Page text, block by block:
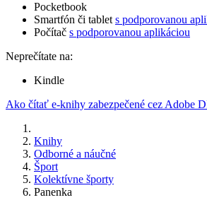
Pocketbook
Smartfón či tablet s podporovanou
Počítač s podporovanou aplikáciou
Neprečítate na:
Kindle
Ako čítať e-knihy zabezpečené cez Adobe
Knihy
Odborné a náučné
Šport
Kolektívne športy
Panenka